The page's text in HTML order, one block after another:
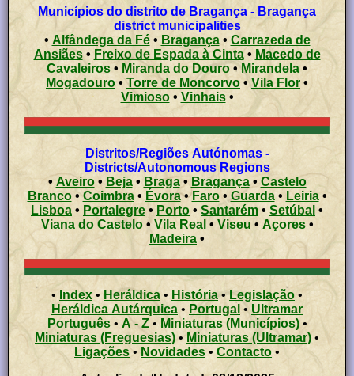
Municípios do distrito de Bragança - Bragança
district municipalities
• Alfândega da Fé• Bragança• Carrazeda de
Ansiães• Freixo de Espada à Cinta• Macedo de
Cavaleiros • Miranda do Douro • Mirandela •
Mogadouro • Torre de Moncorvo •Vila Flor •
Vimioso• Vinhais•
Distritos/Regiões Autónomas -
Districts/Autonomous Regions
• Aveiro• Beja• Braga• Bragança• Castelo
Branco•Coimbra• Évora•Faro• Guarda• Leiria•
Lisboa • Portalegre • Porto • Santarém • Setúbal •
Viana do Castelo•Vila Real • Viseu • Açores •
Madeira •
• Index •Heráldica • História •Legislação •
Heráldica Autárquica • Portugal • Ultramar
Português• A - Z• Miniaturas (Municípios)•
Miniaturas (Freguesias) •Miniaturas (Ultramar) •
Ligações• Novidades• Contacto •